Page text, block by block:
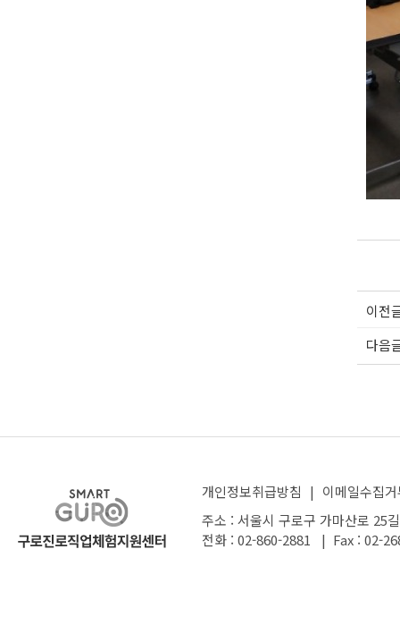
이전
다음
개인정보취급방침 | 이메일수집
주소 : 서울시 구로구 가마산로 25
전화 : 02-860-2881 | Fax : 02-